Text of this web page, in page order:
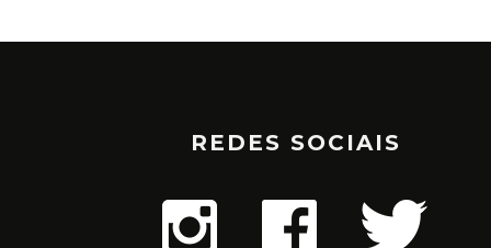
REDES SOCIAIS